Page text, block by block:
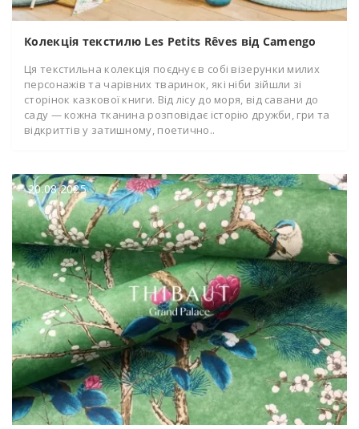
Колекція текстилю Les Petits Rêves від Camengo
Ця текстильна колекція поєднує в собі візерунки милих
персонажів та чарівних тваринок, які ніби зійшли зі
сторінок казкової книги. Від лісу до моря, від савани до
саду — кожна тканина розповідає історію дружби, гри та
відкриттів у затишному, поетично..
20.08.2025